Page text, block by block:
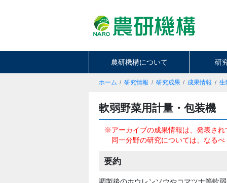
農研機構について 研
ホーム 研究情報 研究成果 成果情報 生
軟弱野菜用計量・包装機
※アーカイブの成果情報は、発表さ
同一分野の研究については、なる
要約